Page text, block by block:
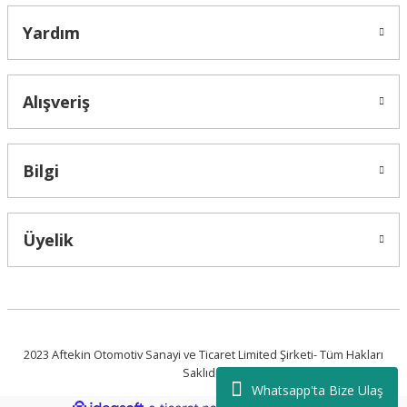
Whatsapp'ta Bize Ulaş
Yardım
Alışveriş
Bilgi
Üyelik
2023 Aftekin Otomotiv Sanayi ve Ticaret Limited Şirketi- Tüm Hakları
Saklıdır.